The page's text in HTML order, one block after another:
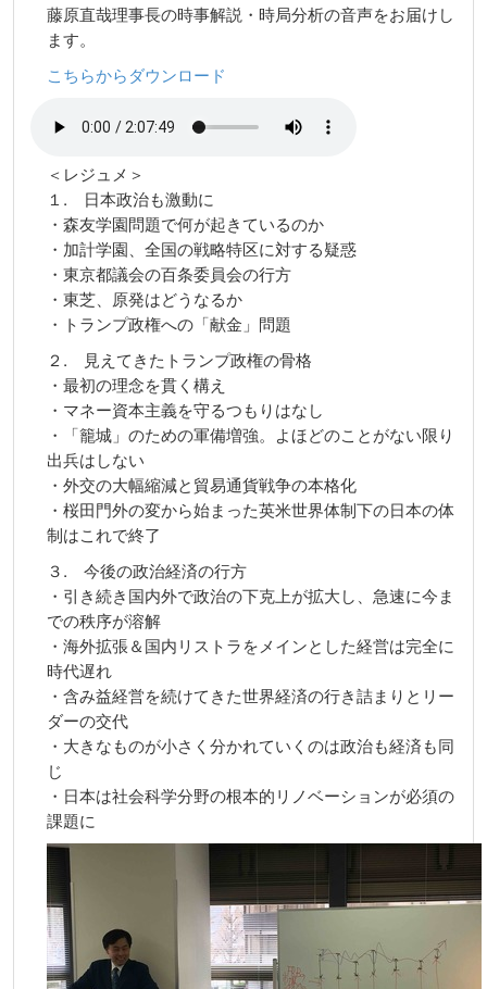
藤原直哉理事長の時事解説・時局分析の音声をお届けし
ます。
こちらからダウンロード
＜レジュメ＞
１. ⽇本政治も激動に
・森友学園問題で何が起きているのか
・加計学園、全国の戦略特区に対する疑惑
・東京都議会の百条委員会の⾏⽅
・東芝、原発はどうなるか
・トランプ政権への「献⾦」問題
２. ⾒えてきたトランプ政権の⾻格
・最初の理念を貫く構え
・マネー資本主義を守るつもりはなし
・「籠城」のための軍備増強。よほどのことがない限り
出兵はしない
・外交の⼤幅縮減と貿易通貨戦争の本格化
・桜⽥⾨外の変から始まった英⽶世界体制下の⽇本の体
制はこれで終了
３. 今後の政治経済の⾏⽅
・引き続き国内外で政治の下克上が拡⼤し、急速に今ま
での秩序が溶解
・海外拡張＆国内リストラをメインとした経営は完全に
時代遅れ
・含み益経営を続けてきた世界経済の⾏き詰まりとリー
ダーの交代
・⼤きなものが⼩さく分かれていくのは政治も経済も同
じ
・⽇本は社会科学分野の根本的リノベーションが必須の
課題に